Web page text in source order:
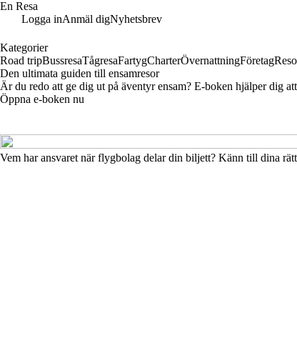
En Resa
Logga inAnmäl digNyhetsbrev
Kategorier
Road tripBussresaTågresaFartygCharterÖvernattningFöretag
Den ultimata guiden till ensamresor
Är du redo att ge dig ut på äventyr ensam? E-boken hjälper dig
Öppna e-boken nu
Vem har ansvaret när flygbolag delar din biljett? Känn till dina